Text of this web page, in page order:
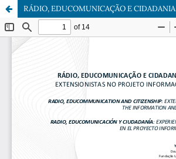
RÁDIO, EDUCOMUNICAÇÃO E CIDADANIA